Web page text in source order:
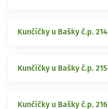
Kunčičky u Bašky č.p. 214
Kunčičky u Bašky č.p. 215
Kunčičky u Bašky č.p. 216